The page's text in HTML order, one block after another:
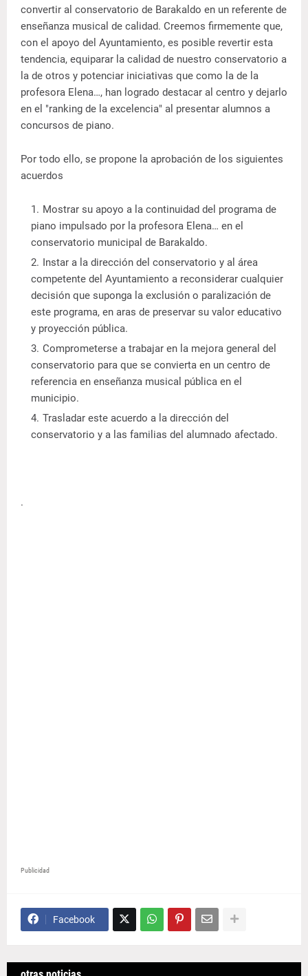
convertir al conservatorio de Barakaldo en un referente de
enseñanza musical de calidad. Creemos firmemente que,
con el apoyo del Ayuntamiento, es posible revertir esta
tendencia, equiparar la calidad de nuestro conservatorio a
la de otros y potenciar iniciativas que como la de la
profesora Elena…, han logrado destacar al centro y dejarlo
en el "ranking de la excelencia" al presentar alumnos a
concursos de piano.
Por todo ello, se propone la aprobación de los siguientes
acuerdos
Mostrar su apoyo a la continuidad del programa de
piano impulsado por la profesora Elena… en el
conservatorio municipal de Barakaldo.
Instar a la dirección del conservatorio y al área
competente del Ayuntamiento a reconsiderar cualquier
decisión que suponga la exclusión o paralización de
este programa, en aras de preservar su valor educativo
y proyección pública.
Comprometerse a trabajar en la mejora general del
conservatorio para que se convierta en un centro de
referencia en enseñanza musical pública en el
municipio.
Trasladar este acuerdo a la dirección del
conservatorio y a las familias del alumnado afectado.
.
Publicidad
Facebook